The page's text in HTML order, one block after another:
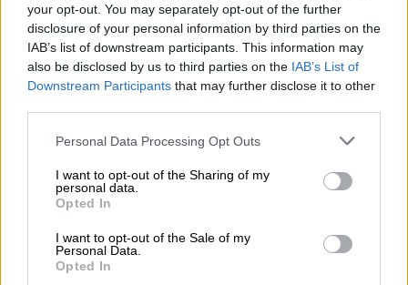
your opt-out. You may separately opt-out of the further
disclosure of your personal information by third parties on the
IAB’s list of downstream participants. This information may
also be disclosed by us to third parties on the IAB’s List of
Downstream Participants that may further disclose it to other
Personal Data Processing Opt Outs
I want to opt-out of the Sharing of my
personal data.
Opted In
I want to opt-out of the Sale of my
Personal Data.
Opted In
Stone Brewing USA
Bierothek® ID
BIE_CF_10202103
LMIV
(EU)
Escondido Vereinigte Staaten von Amerika(US)
Bierregion
USA & Kanada
GRATIS BIERCONSULT
Heb je vragen over dit bier? Wij zijn er voor u.